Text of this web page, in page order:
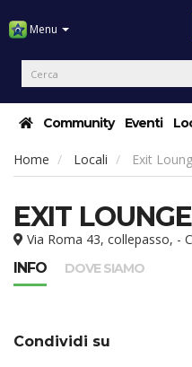
Menu
Community Eventi
Home Locali Exit
EXIT
Via Roma 43, collepasso, -
INFO
DOVE SIAMO
Condividi su